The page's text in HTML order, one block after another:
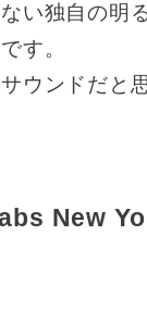
い独自の明
す。
ウンドだと
New